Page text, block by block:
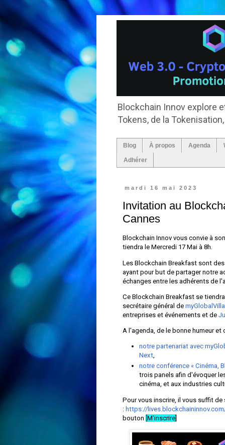
Blockchain Innov explore
Tokens, de la
Blog À propos Agenda
Adhérer
mardi 16 mai 2023
Invitation au
Cannes
Blockchain Innov vous convie à
tiendra le Mercredi 17 Mai à 8h.
Les Blockchain Breakfast sont
ayant pour but de partager notre
échanges entre les adhérents de
Ce Blockchain Breakfast se
secrétaire général de
entreprises et événements et de
A l'agenda, de le bonne humeur et
notre partenariat avec
Next,
notre conférence « Cinéma,
trois panels afin d'évoquer
cinéma, et aux industries
Pour vous inscrire, il vous suffit de
: https://
bouton [M'inscrire]